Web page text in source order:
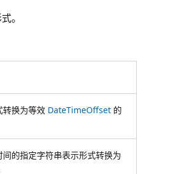
。
转换为等效 DateTimeOffset 的
的指定字符串表示形式转换为